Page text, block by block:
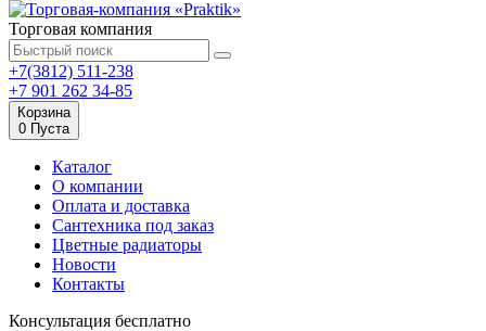
Торговая компания
+7(3812) 511-238
+7 901 262 34-85
Корзина
0 Пуста
Каталог
О компании
Оплата и доставка
Сантехника под заказ
Цветные радиаторы
Новости
Контакты
Консультация бесплатно